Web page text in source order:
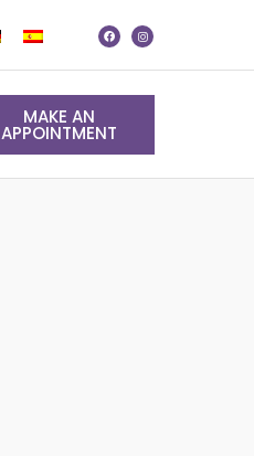
MAKE AN
APPOINTMENT